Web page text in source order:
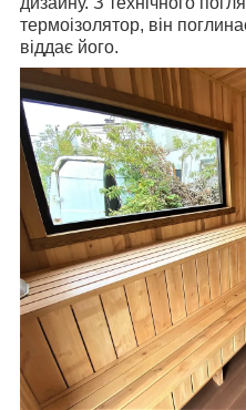
термоізолятор, він
віддає його.